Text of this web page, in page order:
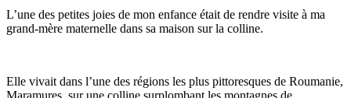
L’une des petites joies de mon enfance était de rendre visite à ma
grand-mère maternelle dans sa maison sur la colline.
Elle vivait dans l’une des régions les plus pittoresques de Roumanie,
Maramureș, sur une colline surplombant les montagnes de